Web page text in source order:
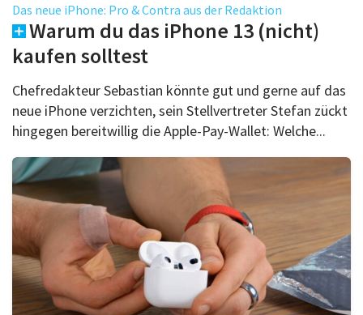
Das neue iPhone: Pro & Contra aus der Redaktion
Warum du das iPhone 13 (nicht)
kaufen solltest
Chefredakteur Sebastian könnte gut und gerne auf das
neue iPhone verzichten, sein Stellvertreter Stefan zückt
hingegen bereitwillig die Apple-Pay-Wallet: Welche...